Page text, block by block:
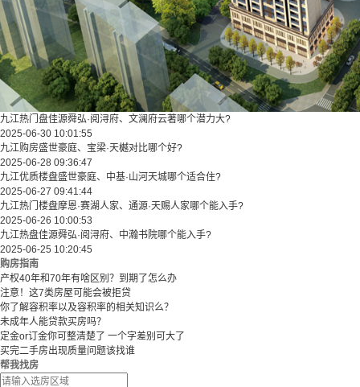
九江热门盘佳源舜弘·阅浔府、文澜府云著哪个潜力大?
2025-06-30 10:01:55
九江购房盛世豪庭、宝梁·天樾对比哪个好?
2025-06-28 09:36:47
九江优质楼盘盛世豪庭、中基·山河天城哪个适合住?
2025-06-27 09:41:44
九江热门楼盘摩恩·赛湖人家、通源·天赐人家哪个能入手?
2025-06-26 10:00:53
九江热盘佳源舜弘·阅浔府、中瀚书院哪个能入手?
2025-06-25 10:20:45
购房指南
产权40年和70年有啥区别？到期了怎么办
注意！这7类房屋可能会被拒贷
你了解容积率以及容积率的相关知识么？
未成年人能贷款买房吗？
定金or订金你可整清楚了 一个字差别可大了
买完二手房出现质量问题该找谁
帮我找房